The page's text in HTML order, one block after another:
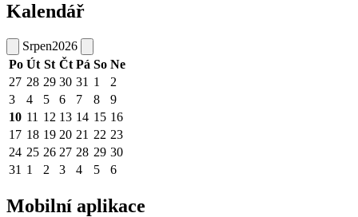
Kalendář
Srpen2026
Po Út St Čt Pá So Ne
27 28 29 30 31 1
2
3
4 5 6 7 8
9
10 11 12 13 14 15 16
17 18 19 20 21 22 23
24 25 26 27 28 29 30
31 1 2 3 4 5 6
Mobilní aplikace